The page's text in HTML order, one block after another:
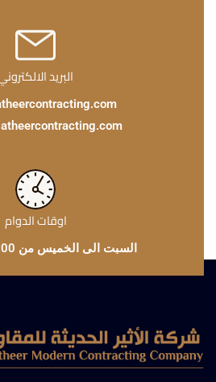
البريد
اوقات الدوام
السبت الى الخميس من 9:00 الى 17:00